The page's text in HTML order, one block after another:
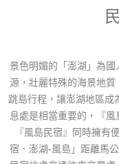
景色明媚的「澎湖」為
源，壯麗特殊的海景地
跳島行程，讓澎湖地區成
息處是相當重要的，『
『風島民宿』同時擁有
宿．澎湖-風島」距離馬